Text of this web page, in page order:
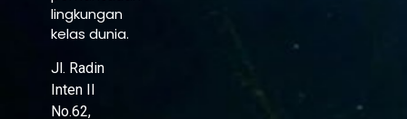
lingkungan
kelas dunia.
Jl. Radin
Inten II
No.62,